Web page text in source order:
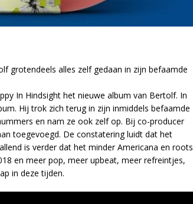
grotendeels alles zelf gedaan in zijn befaamde
In Hindsight het nieuwe album van Bertolf. In
Hij trok zich terug in zijn inmiddels befaamde
en nam ze ook zelf op. Bij co-producer
toegevoegd. De constatering luidt dat het
is verder dat het minder Americana en roots
en meer pop, meer upbeat, meer refreintjes,
in deze tijden.